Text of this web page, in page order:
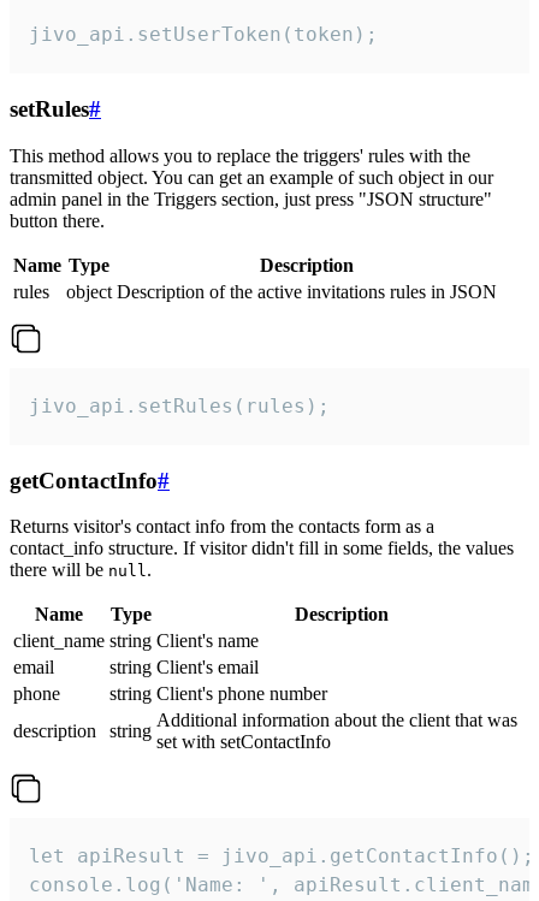
jivo_api.setUserToken(token);
setRules#
This method allows you to replace the triggers' rules with the
transmitted object. You can get an example of such object in our
admin panel in the Triggers section, just press "JSON structure"
button there.
Name Type
Description
rules
object Description of the active invitations rules in JSON
jivo_api.setRules(rules);
getContactInfo#
Returns visitor's contact info from the contacts form as a
contact_info structure. If visitor didn't fill in some fields, the values
there will be null.
Name Type
Description
client_name string Client's name
email
string Client's email
phone
string Client's phone number
description
string
Additional information about the client that was
set with setContactInfo
let apiResult = jivo_api.getContactInfo();
console.log('Name: ',